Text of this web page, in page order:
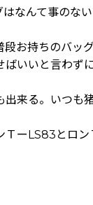
なんて事のな
段お持ちのバッ
ばいいと言わず
出来る。いつも
ＴーLS83とロ